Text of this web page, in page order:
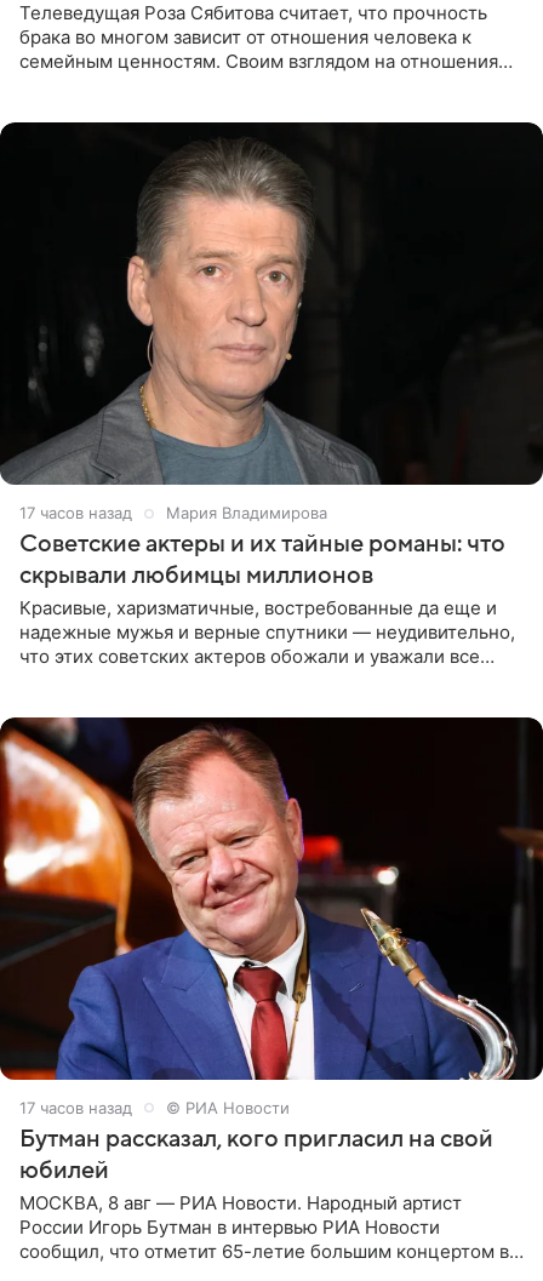
Телеведущая Роза Сябитова считает, что прочность
брака во многом зависит от отношения человека к
семейным ценностям. Своим взглядом на отношения
17 часов назад Мария Владимирова
Советские актеры и их тайные романы: что
скрывали любимцы миллионов
Красивые, харизматичные, востребованные да еще и
надежные мужья и верные спутники — неудивительно,
что этих советских актеров обожали и уважали все
17 часов назад © РИА Новости
Бутман рассказал, кого пригласил на свой
юбилей
МОСКВА, 8 авг — РИА Новости. Народный артист
России Игорь Бутман в интервью РИА Новости
сообщил, что отметит 65-летие большим концертом в